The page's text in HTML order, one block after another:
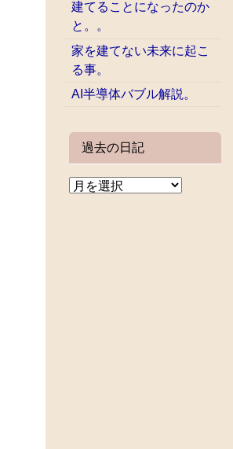
建てることになったのか
と。。
家を建てない未来に起こ
る事。
AI半導体バブル解説。
過去の日記